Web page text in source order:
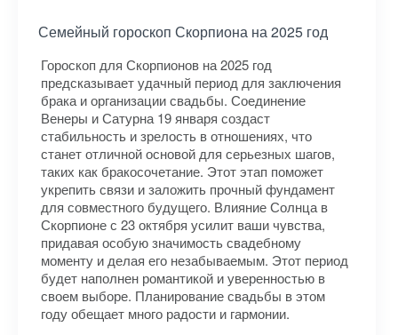
Семейный гороскоп Скорпиона на 2025 год
Гороскоп для Скорпионов на 2025 год
предсказывает удачный период для заключения
брака и организации свадьбы. Соединение
Венеры и Сатурна 19 января создаст
стабильность и зрелость в отношениях, что
станет отличной основой для серьезных шагов,
таких как бракосочетание. Этот этап поможет
укрепить связи и заложить прочный фундамент
для совместного будущего. Влияние Солнца в
Скорпионе с 23 октября усилит ваши чувства,
придавая особую значимость свадебному
моменту и делая его незабываемым. Этот период
будет наполнен романтикой и уверенностью в
своем выборе. Планирование свадьбы в этом
году обещает много радости и гармонии.